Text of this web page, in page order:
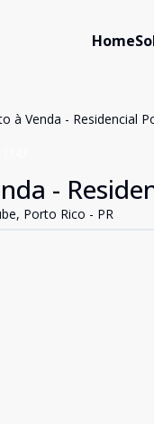
Home
à Venda - Residencial
-
Porto Rico - PR